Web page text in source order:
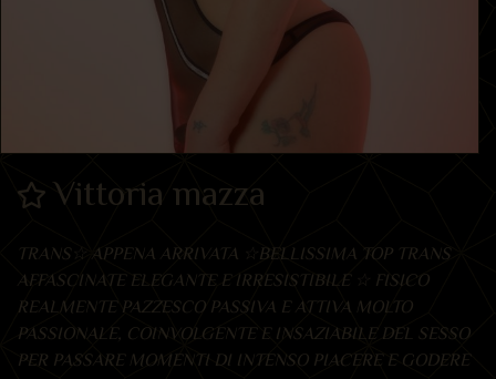
Vittoria mazza
TRANS☆ APPENA ARRIVATA ☆BELLISSIMA TOP TRANS
AFFASCINATE ELEGANTE E IRRESISTIBILE ☆ FISICO
REALMENTE PAZZESCO PASSIVA E ATTIVA MOLTO
PASSIONALE, COINVOLGENTE E INSAZIABILE DEL SESSO
PER PASSARE MOMENTI DI INTENSO PIACERE E GODERE